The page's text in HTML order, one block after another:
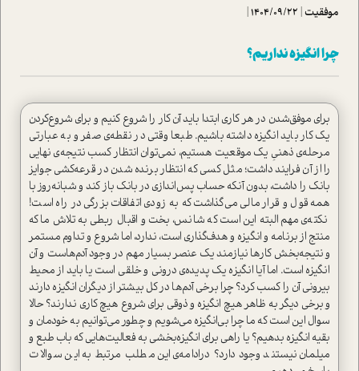
موفقیت|
1404/09/22
|
چرا انگیزه نداریم؟
برای موفق‌شدن در هر کاری ابتدا باید آن کار را شروع کنیم و برای شروع‌کردن
یک کار باید انگیزه داشته باشیم. طبعا وقتی در نقطه‌ی صفر و به عبارتی
مرحله‌ی ذهنیِ یک موقعیت هستیم، نمی‌توان انتظار کسب نتیجه‌ی نهایی
را از آن فرایند داشت؛ مثل کسی که انتظار برنده شدن در قرعه‌کشی جوایز
بانک را داشت، بدون آنکه حساب پس‌اندازی در بانک باز کند و شبانه‌روز با
همه قول و قرار مالی می‌گذاشت که به زودی اتفاقات بزرگی در راه است!
نکته‌ی مهم البته این است که شانس، بخت و اقبال ربطی به تلاش ما که
منتج از برنامه و انگیزه و هدف‌گذاری است، ندارد، اما شروع و تداوم مستمر
و نتیجه‌بخش کارها نیازمند یک عنصر بسیار مهم در وجود آدم‌هاست و آن
انگیزه است. اما آیا انگیزه یک پدیده‌ی درونی و خلقی است یا باید از محیط
بیرونی آن را کسب کرد؟ چرا برخی آدم‌ها در کل بیشتر از دیگران انگیزه دارند
و برخی دیگر به ظاهر هیچ انگیزه و ذوقی برای شروع هیچ کاری ندارند؟ حالا
سوال این است که ما چرا بی‌انگیزه‌ می‌شویم و چطور می‌توانیم به خودمان و
بقیه انگیزه بدهیم؟ یا راهی برای انگیزه‌بخشی به فعالیت‌هایی که باب طبع و
میلمان نیستند وجود دارد؟ درادامه‌ی این مطلب مرتبط به این سوالات